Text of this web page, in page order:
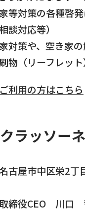
等対策の各種啓
談対応等）
対策や、空き家
物（リーフレッ
利用の方はこちら
ラッソー
古屋市中区栄2丁
締役CEO 川口